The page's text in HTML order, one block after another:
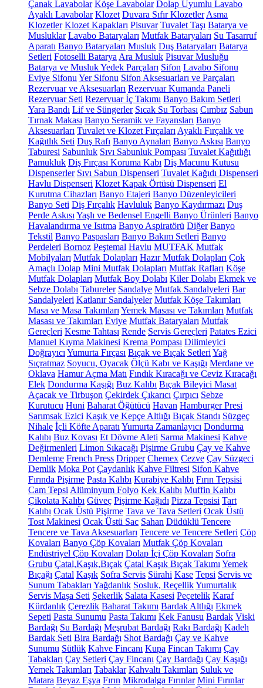
Çanak Lavabolar Köşe Lavabolar Dolap Uyumlu Lavabo
Ayaklı Lavabolar Klozet Duvara Sıfır Klozetler Asma
Klozetler Klozet Kapakları Pisuvar Tuvalet Taşı Batarya ve
Musluklar Lavabo Bataryaları Mutfak Bataryaları Su Tasarruf
Aparatı Banyo Bataryaları Musluk Duş Bataryaları Batarya
Setleri Fotoselli Batarya Ara Musluk Pisuvar Musluğu
Batarya ve Musluk Yedek Parçaları Sifon Lavabo Sifonu
Eviye Sifonu Yer Sifonu Sifon Aksesuarları ve Parçaları
Rezervuar ve Aksesuarları Rezervuar Kumanda Paneli
Rezervuar Seti Rezervuar İç Takımı Banyo Bakım Setleri
Yara Bandı Lif ve Süngerler Sıcak Su Torbası Cımbız Sabun
Tırnak Makası Banyo Seramik ve Fayansları Banyo
Aksesuarları Tuvalet ve Klozet Fırçaları Ayaklı Fırçalık ve
Kağıtlık Seti Duş Rafı Banyo Aynaları Banyo Askısı Banyo
Taburesi Sabunluk Sıvı Sabunluk Pompası Tuvalet Kağıtlığı
Pamukluk Diş Fırçası Koruma Kabı Diş Macunu Kutusu
Dispenserler Sıvı Sabun Dispenseri Tuvalet Kağıdı Dispenseri
Havlu Dispenseri Klozet Kapak Örtüsü Dispenseri El
Kurutma Cihazları Banyo Etajeri Banyo Düzenleyicileri
Banyo Seti Diş Fırçalık Havluluk Banyo Kaydırmazı Duş
Perde Askısı Yaşlı ve Bedensel Engelli Banyo Ürünleri Banyo
Havalandırma ve Isıtma Banyo Aspiratörü Diğer Banyo
Tekstil Banyo Paspasları Banyo Bakım Setleri Banyo
Perdeleri Bornoz Peştemal Havlu MUTFAK Mutfak
Mobilyaları Mutfak Dolapları Hazır Mutfak Dolapları Çok
Amaçlı Dolap Mini Mutfak Dolapları Mutfak Rafları Köşe
Mutfak Dolapları Mutfak Boy Dolabı Kiler Dolabı Ekmek ve
Sebze Dolabı Tabureler Sandalye Mutfak Sandalyeleri Bar
Sandalyeleri Katlanır Sandalyeler Mutfak Köşe Takımları
Masa ve Masa Takımları Yemek Masası ve Takımları Mutfak
Masası ve Takımları Eviye Mutfak Bataryaları Mutfak
Gereçleri Kesme Tahtası Rende Servis Gereçleri Patates Ezici
Manuel Kıyma Makinesi Krema Pompası Dilimleyici
Doğrayıcı Yumurta Fırçası Bıçak ve Bıçak Setleri Yağ
Sıçratmaz Soyucu, Oyacak Ölçü Kabı ve Kaşığı Merdane ve
Oklava Hamur Açma Matı Fındık Kıracağı ve Ceviz Kıracağı
Elek Dondurma Kaşığı Buz Kalıbı Bıçak Bileyici Masat
Açacak ve Tirbuşon Çekirdek Çıkarıcı Çırpıcı Sebze
Kurutucu Huni Baharat Öğütücü Havan Hamburger Presi
Sarımsak Ezici Kaşık ve Kepçe Altlığı Bıçak Standı Süzgeç
Nihale İçli Köfte Aparatı Yumurta Zamanlayıcı Dondurma
Kalıbı Buz Kovası Et Dövme Aleti Sarma Makinesi Kahve
Değirmenleri Limon Sıkacağı Pişirme Grubu Çay ve Kahve
Demleme French Press Dripper Chemex Cezve Çay Süzgeci
Demlik Moka Pot Çaydanlık Kahve Filtresi Sifon Kahve
Fırında Pişirme Pasta Kalıbı Kurabiye Kalıbı Fırın Tepsisi
Cam Tepsi Alüminyum Folyo Kek Kalıbı Muffin Kalıbı
Çikolata Kalıbı Güveç Pişirme Kağıdı Pizza Tepsisi Tart
Kalıbı Ocak Üstü Pişirme Tava ve Tava Setleri Ocak Üstü
Tost Makinesi Ocak Üstü Sac Sahan Düdüklü Tencere
Tencere ve Tava Aksesuarları Tencere ve Tencere Setleri Çöp
Kovaları Banyo Çöp Kovaları Mutfak Çöp Kovaları
Endüstriyel Çöp Kovaları Dolap İçi Çöp Kovaları Sofra
Grubu Çatal,Kaşık,Bıçak Çatal Kaşık Bıçak Takımı Yemek
Bıçağı Çatal Kaşık Sofra Servis Sürahi Kase Tepsi Servis ve
Sunum Tabakları Yağdanlık Sosluk, ReçellikYumurtalık
Servis Maşa Seti Şekerlik Salata Kasesi Peçetelik Karaf
Kürdanlık Çerezlik Baharat Takımı Bardak Altlığı Ekmek
Sepeti Pasta Sunumu Pasta Takımı Kek Fanusu Bardak Viski
Bardağı Su Bardağı Meşrubat Bardağı Rakı Bardağı Kadeh
Bardak Seti Bira Bardağı Shot Bardağı Çay ve Kahve
Sunumu Sütlük Kahve Fincanı Kupa Fincan Takımı Çay
Tabakları Çay Setleri Çay Fincanı Çay Bardağı Çay Kaşığı
Yemek Takımları Tabaklar Kahvaltı Takımları Suluk ve
Matara Beyaz Eşya Fırın Mikrodalga Fırınlar Mini Fırınlar